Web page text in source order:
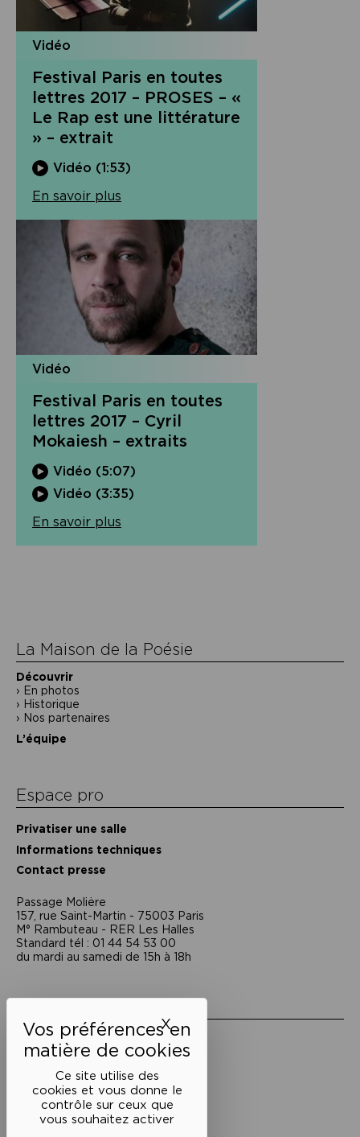
Ce site utilise des
cookies et vous donne le
contrôle sur ceux que
vous souhaitez activer
XMasquer le bandeau des
Vidéo
Festival Paris en toutes
lettres 2017 – PROSES – «
Le Rap est une littérature
» – extrait
Vidéo (1:53)
En savoir plus
Vidéo
Festival Paris en toutes
lettres 2017 – Cyril
Mokaiesh – extraits
Vidéo (5:07)
Vidéo (3:35)
En savoir plus
La Maison de la Poésie
Découvrir
En photos
Historique
Nos partenaires
L’équipe
Espace pro
Privatiser une salle
Informations techniques
Contact presse
Passage Moliėre
157, rue Saint-Martin - 75003 Paris
M° Rambuteau - RER Les Halles
Standard tél : 01 44 54 53 00
du mardi au samedi de 15h à 18h
Mentions légales
Politique de confidentialité
Conditions générales de vente
Cookies